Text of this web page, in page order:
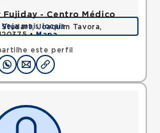
este perfil
Fujiday - Centro Médico
Joaquim Tavora,
•Mapa
Veja mais locais